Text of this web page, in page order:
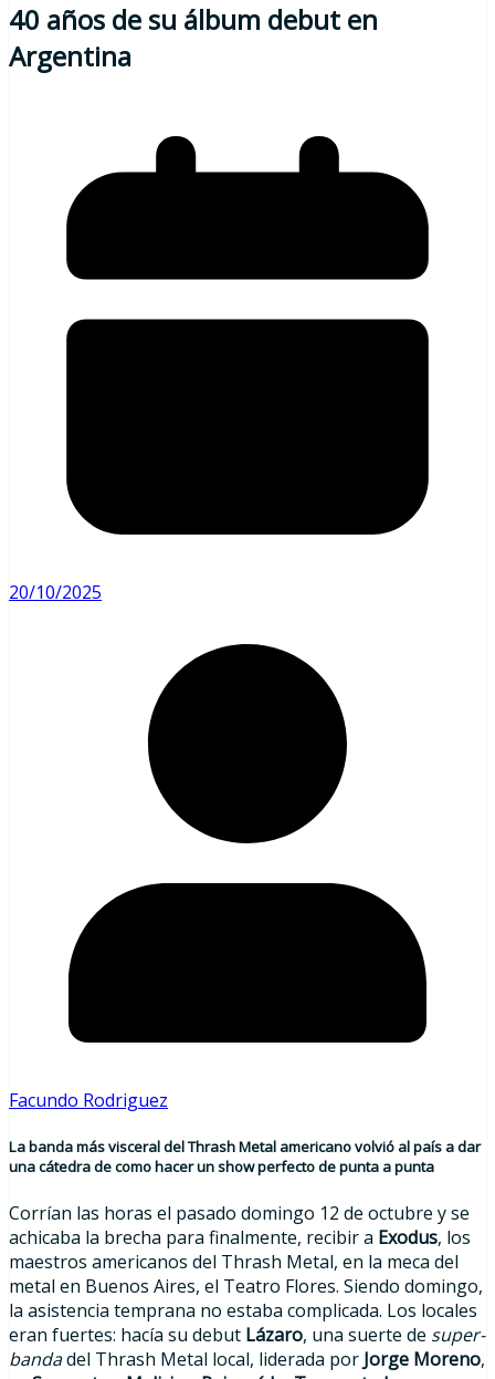
40 años de su álbum debut en
Argentina
20/10/2025
Facundo Rodriguez
La banda más visceral del Thrash Metal americano volvió al país a dar
una cátedra de como hacer un show perfecto de punta a punta
Corrían las horas el pasado domingo 12 de octubre y se
achicaba la brecha para finalmente, recibir a Exodus, los
maestros americanos del Thrash Metal, en la meca del
metal en Buenos Aires, el Teatro Flores. Siendo domingo,
la asistencia temprana no estaba complicada. Los locales
eran fuertes: hacía su debut Lázaro, una suerte de super-
bandadel Thrash Metal local, liderada por Jorge Moreno,